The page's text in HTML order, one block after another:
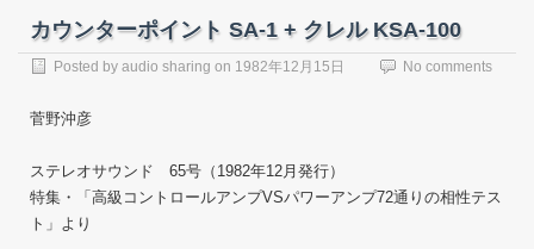
カウンターポイント SA-1 + クレル KSA-100
Posted by audio sharing on 1982年12月15日 No comments
菅野沖彦
ステレオサウンド 65号（1982年12月発行）
特集・「高級コントロールアンプVSパワーアンプ72通りの相性テス
ト」より